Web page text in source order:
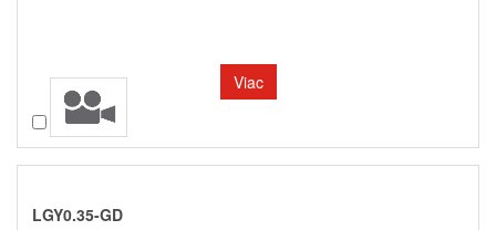
Viac
Porovnať
LGY0.35-GD